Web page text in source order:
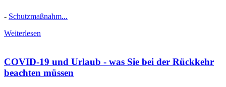
- Schutzmaßnahm...
Weiterlesen
COVID-19 und Urlaub - was Sie bei der Rückkehr
beachten müssen